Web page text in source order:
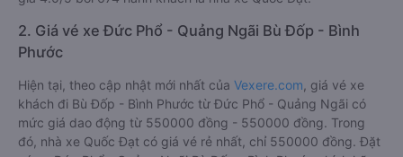
2. Giá vé xe Đức Phổ - Quảng Ngãi Bù Đốp - Bình
Phước
Hiện tại, theo cập nhật mới nhất của Vexere.com , giá vé xe
khách đi Bù Đốp - Bình Phước từ Đức Phổ - Quảng Ngãi có
mức giá dao động từ 550000 đồng - 550000 đồng. Trong
đó, nhà xe Quốc Đạt có giá vé rẻ nhất, chỉ 550000 đồng. Đặt